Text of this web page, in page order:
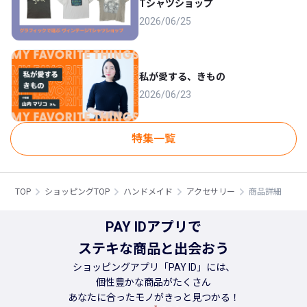
Tシャツショップ
2026/06/25
私が愛する、きもの
2026/06/23
特集一覧
TOP ショッピングTOP ハンドメイド アクセサリー 商品詳細
PAY IDアプリで
ステキな商品と出会おう
ショッピングアプリ「PAY ID」には、
個性豊かな商品がたくさん
あなたに合ったモノがきっと見つかる！